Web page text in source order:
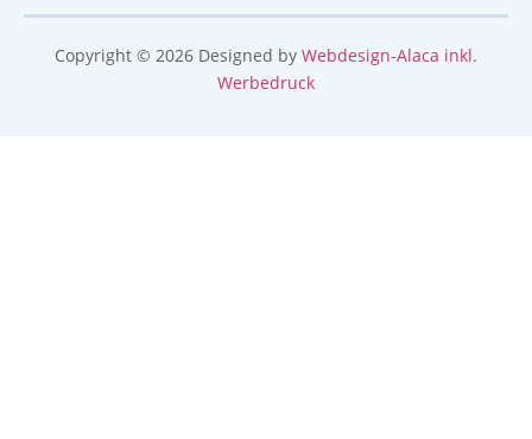
Copyright © 2026 Designed by Webdesign-Alaca inkl.
Werbedruck